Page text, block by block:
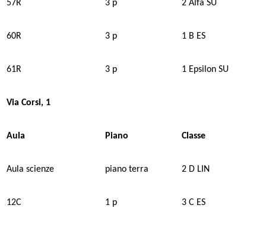
57R 3 p 2 Alfa SU
60R 3 p 1 B ES
61R 3 p 1 Epsilon SU
Via Corsi, 1
Aula Piano Classe
Aula scienze piano terra 2 D LIN
12C 1 p 3 C ES